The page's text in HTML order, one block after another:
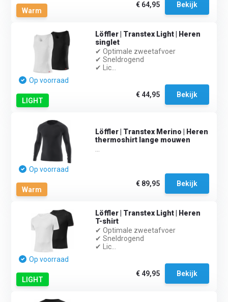
Warm
€ 64,95
Bekijk
LIGHT
Löffler | Transtex Light | Heren
singlet
✔ Optimale zweetafvoer
✔ Sneldrogend
✔ Lic...
Op voorraad
€ 44,95
Bekijk
Warm
Löffler | Transtex Merino | Heren
thermoshirt lange mouwen
Op voorraad
€ 89,95
Bekijk
LIGHT
Löffler | Transtex Light | Heren
T-shirt
✔ Optimale zweetafvoer
✔ Sneldrogend
✔ Lic...
Op voorraad
€ 49,95
Bekijk